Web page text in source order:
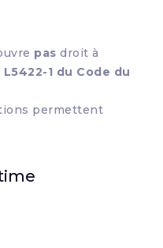
pas droit à
L5422-1 du Code du
permettent